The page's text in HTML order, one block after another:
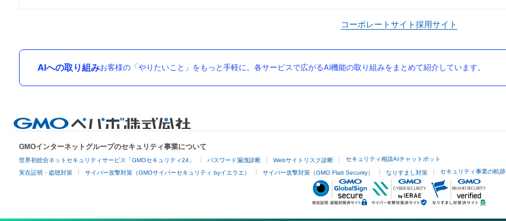
コーポレートサイト採用サイト
AIへの取り組みお客様の「やりたいこと」をもっと手軽に。各サービスで広がるAI機能の取り組みをまとめて紹介しています。
GMOインターネットグループのセキュリティ事業について
世界初総合ネットセキュリティサービス「GMOセキュリティ24」 パスワード漏洩診断 Webサイトリスク診断 セキュリティ相談AIチャットボット
実在証明・盗聴対策 サイバー攻撃対策（GMOサイバーセキュリティ byイエラエ） サイバー攻撃対策（GMO Flatt Security） なりすまし対策 セキュリティ事業の軌跡